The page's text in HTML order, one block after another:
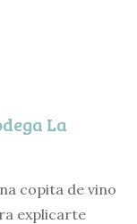
La
copita de vino
explicarte